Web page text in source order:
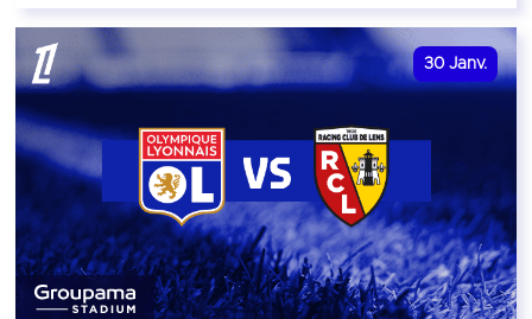
30 Janv.